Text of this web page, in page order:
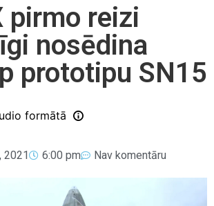
pirmo reizi
nosēdina
prototipu SN15
formātā
2021 6:00 pm Nav komentāru